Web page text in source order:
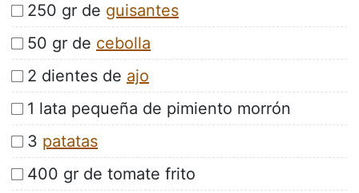
250 gr de guisantes
50 gr de cebolla
2 dientes de ajo
1 lata pequeña de pimiento morrón
3 patatas
400 gr de tomate frito